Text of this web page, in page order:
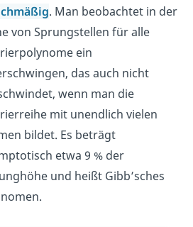
. Man beobachtet in der
von Sprungstellen für alle
ein
das auch nicht
wenn man die
mit unendlich vielen
bildet. Es beträgt
etwa 9 % der
und heißt Gibb’sches